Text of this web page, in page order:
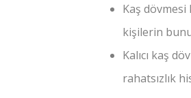
Kaş dövmesi
kişilerin
Kalıcı kaş
rahatsızlık